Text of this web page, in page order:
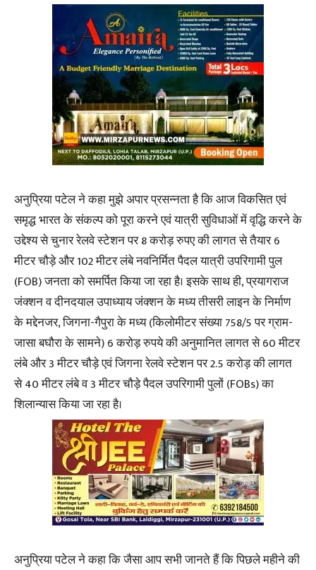
अनुप्रिया पटेल ने कहा मुझे अपार प्रसन्नता है कि आज विकसित एवं
समृद्ध भारत के संकल्प को पूरा करने एवं यात्री सुविधाओं में वृद्धि करने के
उद्देश्य से चुनार रेलवे स्टेशन पर 8 करोड़ रुपए की लागत से तैयार 6
मीटर चौड़े और 102 मीटर लंबे नवनिर्मित पैदल यात्री उपरिगामी पुल
(FOB) जनता को समर्पित किया जा रहा है। इसके साथ ही, प्रयागराज
जंक्शन व दीनदयाल उपाध्याय जंक्शन के मध्य तीसरी लाइन के निर्माण
के मद्देनजर, जिगना-गैपुरा के मध्य (किलोमीटर संख्या 758/5 पर ग्राम-
जासा बघौरा के सामने) 6 करोड़ रुपये की अनुमानित लागत से 60 मीटर
लंबे और 3 मीटर चौड़े एवं जिगना रेलवे स्टेशन पर 2.5 करोड़ की लागत
से 40 मीटर लंबे व 3 मीटर चौड़े पैदल उपरिगामी पुलों (FOBs) का
शिलान्यास किया जा रहा है।
अनुप्रिया पटेल ने कहा कि जैसा आप सभी जानते हैं कि पिछले महीने की